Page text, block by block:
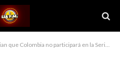
Colombia no participará en la Serie del Caribe por exigencias económicas